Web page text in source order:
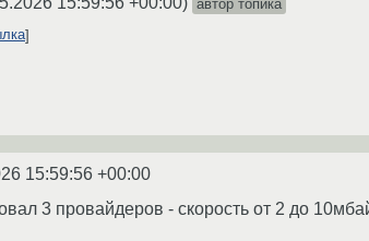
автор топика
15:59:56 +00:00
3 провайдеров - скорость от 2 до